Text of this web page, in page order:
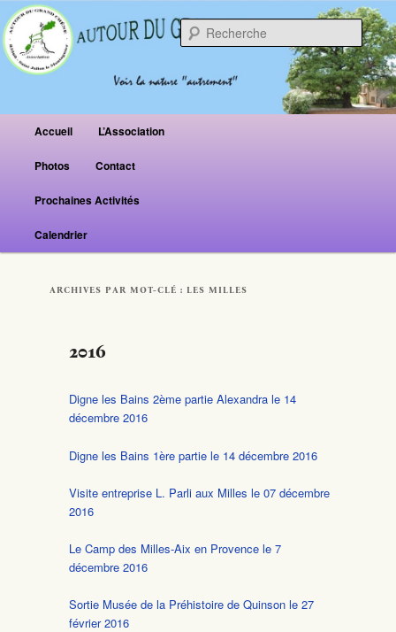
Menu principal
Aller au contenu principal
Aller au contenu secondaire
Accueil L’Association
Photos Contact
Prochaines Activités
Calendrier
ARCHIVES PAR MOT-CLÉ :LES MILLES
2016
Digne les Bains 2ème partie Alexandra le 14
décembre 2016
Digne les Bains 1ère partie le 14 décembre 2016
Visite entreprise L. Parli aux Milles le 07 décembre
2016
Le Camp des Milles-Aix en Provence le 7
décembre 2016
Sortie Musée de la Préhistoire de Quinson le 27
février 2016